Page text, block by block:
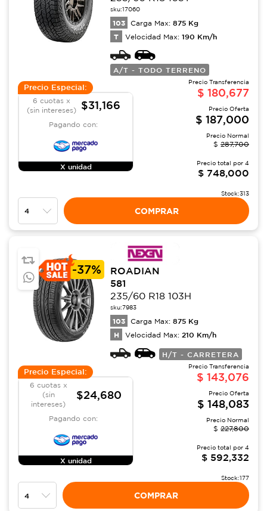
sku:17060
103 Carga Max: 875 Kg
T Velocidad Max: 190 Km/h
A/T - TODO TERRENO
Precio Especial:
6 cuotas x
(sin intereses)
$31,166
Pagando con:
X unidad
Precio Transferencia
$ 180,677
Precio Oferta
$ 187,000
Precio Normal
$ 287,700
Precio total por 4
$ 748,000
Stock:313
COMPRAR
-37%
ROADIAN
581
235/60 R18 103H
sku:7983
103 Carga Max: 875 Kg
H Velocidad Max: 210 Km/h
H/T - CARRETERA
Precio Especial:
6 cuotas x
(sin
intereses)
$24,680
Pagando con:
X unidad
Precio Transferencia
$ 143,076
Precio Oferta
$ 148,083
Precio Normal
$ 227,800
Precio total por 4
$ 592,332
Stock:177
COMPRAR